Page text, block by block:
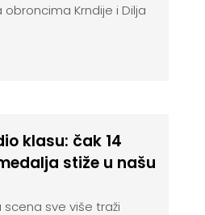
Krndije i Dilja
klasu: čak 14
stiže u našu
scena sve više traži